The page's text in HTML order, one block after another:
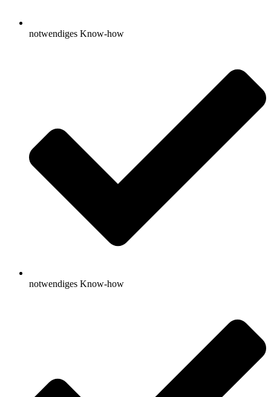
notwendiges Know-how
notwendiges Know-how